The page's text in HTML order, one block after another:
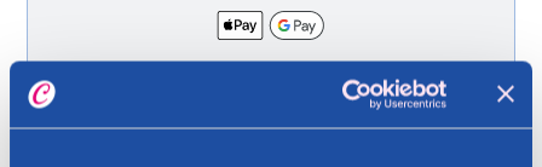
Ritiro in negozio gratuito per i clienti registrati